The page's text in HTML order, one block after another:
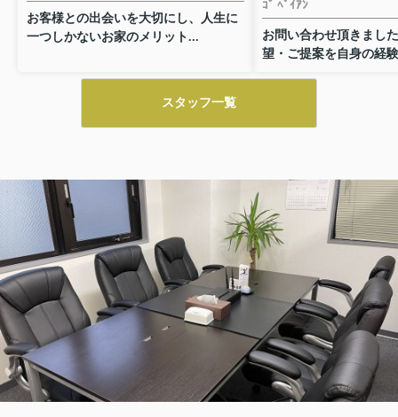
お客様との出会いを大切にし、人生に
一つしかないお家のメリット...
ｺﾞ ﾍﾟｲｱﾝ
お問い合わせ頂きまし
望・ご提案を自身の経
スタッフ一覧